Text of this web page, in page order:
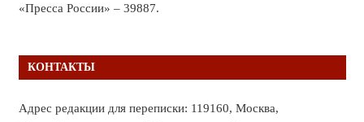
«Пресса России» – 39887.
КОНТАКТЫ
Адрес редакции для переписки: 119160, Москва,